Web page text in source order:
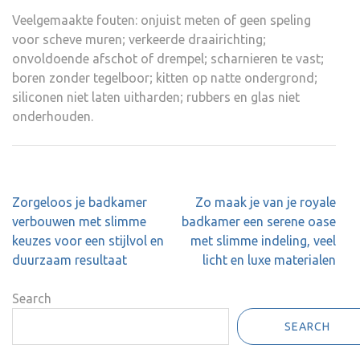
Veelgemaakte fouten: onjuist meten of geen speling
voor scheve muren; verkeerde draairichting;
onvoldoende afschot of drempel; scharnieren te vast;
boren zonder tegelboor; kitten op natte ondergrond;
siliconen niet laten uitharden; rubbers en glas niet
onderhouden.
Post
navigation
Zorgeloos je badkamer
verbouwen met slimme
keuzes voor een stijlvol en
duurzaam resultaat
Zo maak je van je royale
badkamer een serene oase
met slimme indeling, veel
licht en luxe materialen
Search
SEARCH